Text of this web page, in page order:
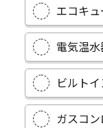
エコキュ
電気温水
ビルト
ガスコン